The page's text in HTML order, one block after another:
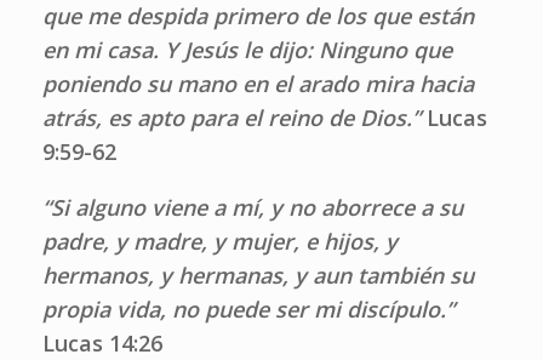
que me despida primero de los que están
en mi casa. Y Jesús le dijo: Ninguno que
poniendo su mano en el arado mira hacia
atrás, es apto para el reino de Dios.”Lucas
9:59-62
“Si alguno viene a mí, y no aborrece a su
padre, y madre, y mujer, e hijos, y
hermanos, y hermanas, y aun también su
propia vida, no puede ser mi discípulo.”
Lucas 14:26